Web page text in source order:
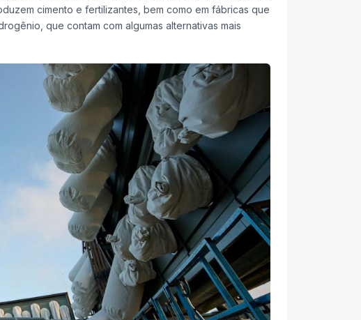
cimento e fertilizantes, bem como em fábricas que
que contam com algumas alternativas mais